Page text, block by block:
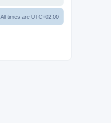
All times are UTC+02:00